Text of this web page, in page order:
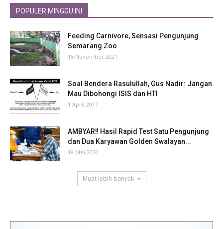
POPULER MINGGU INI
Feeding Carnivore, Sensasi Pengunjung
Semarang Zoo
15 November 2021
Soal Bendera Rasulullah, Gus Nadir: Jangan
Mau Dibohongi ISIS dan HTI
1 April 2017
AMBYAR‼ Hasil Rapid Test Satu Pengunjung
dan Dua Karyawan Golden Swalayan...
18 Mei 2020
Muat lebih banyak